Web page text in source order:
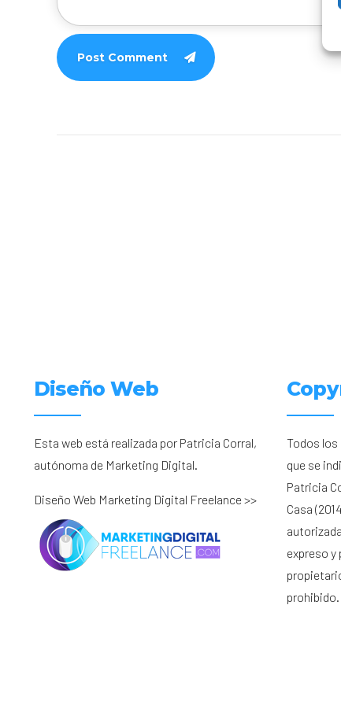
Post Comment
Diseño Web
Esta web está realizada por Patricia Corral,
autónoma de Marketing Digital.
Diseño Web Marketing Digital Freelance >>
Todos los
que se
Patricia
Casa
expreso
prohibido.